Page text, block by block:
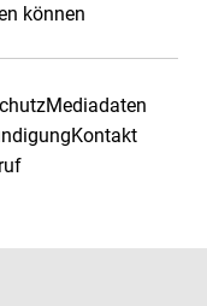
können
Mediadaten
Kontakt